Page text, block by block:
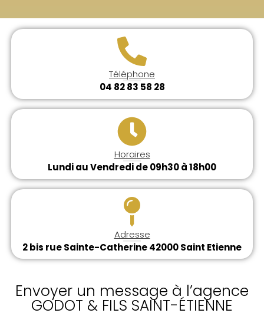
Téléphone
04 82 83 58 28
Horaires
Lundi au Vendredi de 09h30 à 18h00
Adresse
2 bis rue Sainte-Catherine 42000 Saint Etienne
Envoyer un message à l’agence
GODOT & FILS SAINT-ÉTIENNE